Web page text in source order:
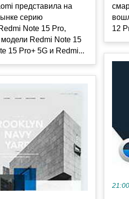
представила на
серию
Note 15 Pro,
Redmi Note 15
15 Pro+ 5G и Redmi...
12